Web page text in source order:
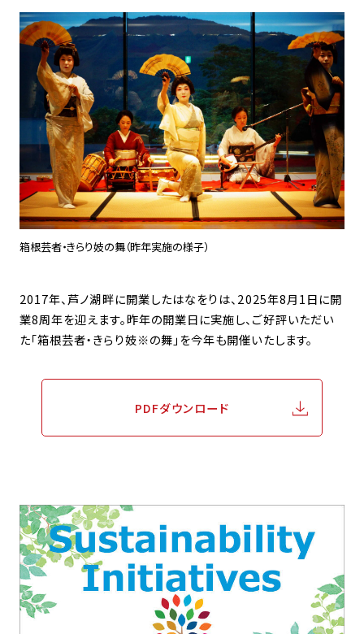
箱根芸者・きらり妓の舞（昨年実施の様子）
2017年、芦ノ湖畔に開業したはなをりは、2025年8月1日に開
業8周年を迎えます。昨年の開業日に実施し、ご好評いただい
た「箱根芸者・きらり妓※の舞」を今年も開催いたします。
PDFダウンロード